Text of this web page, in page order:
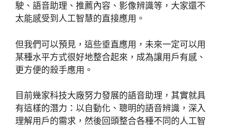
駛、語音助理、推薦內容、影像辨識等，大家還不
太能感受到人工智慧的直接應用。
但我們可以預見，這些垂直應用，未來一定可以用
某種水平方式很好地整合起來，成為讓用戶有感、
更方便的殺手應用。
目前幾家科技大廠努力發展的語音助理，其實就具
有這樣的潛力：以自動化、聰明的語音辨識，深入
理解用戶的需求，然後回頭整合各種不同的人工智